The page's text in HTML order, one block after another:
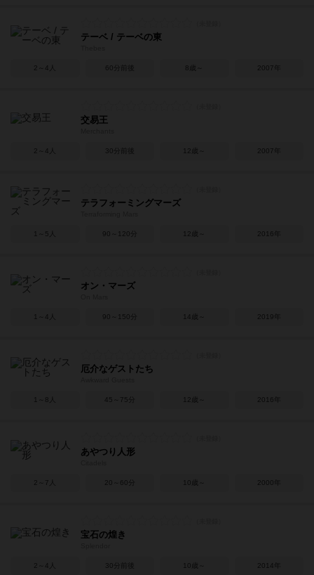
テーベ / テーベの東
2～4人 60分前後 8歳～ 2007年
交易王
2～4人 30分前後 12歳～ 2007年
テラフォーミングマーズ
1～5人 90～120分 12歳～ 2016年
オン・マーズ
1～4人 90～150分 14歳～ 2019年
厄介なゲストたち
1～8人 45～75分 12歳～ 2016年
あやつり人形
2～7人 20～60分 10歳～ 2000年
宝石の煌き
2～4人 30分前後 10歳～ 2014年